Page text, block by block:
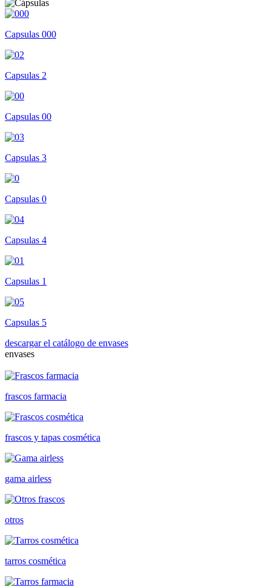
Capsulas 000
Capsulas 2
Capsulas 00
Capsulas 3
Capsulas 0
Capsulas 4
Capsulas 1
Capsulas 5
descargar el catálogo de envases
envases
frascos farmacia
frascos y tapas cosmética
gama airless
otros
tarros cosmética